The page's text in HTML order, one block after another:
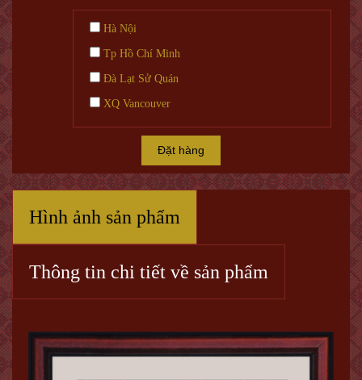
Hà Nội
Tp Hồ Chí Minh
Đà Lạt Sử Quán
XQ Vancouver
Đặt hàng
Hình ảnh sản phẩm
Thông tin chi tiết về sản phẩm